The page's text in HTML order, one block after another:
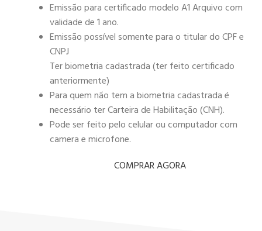
Emissão para certificado modelo A1 Arquivo com
validade de 1 ano.
Emissão possível somente para o titular do CPF e
CNPJ
Ter biometria cadastrada (ter feito certificado
anteriormente)
Para quem não tem a biometria cadastrada é
necessário ter Carteira de Habilitação (CNH).
Pode ser feito pelo celular ou computador com
camera e microfone.
COMPRAR AGORA